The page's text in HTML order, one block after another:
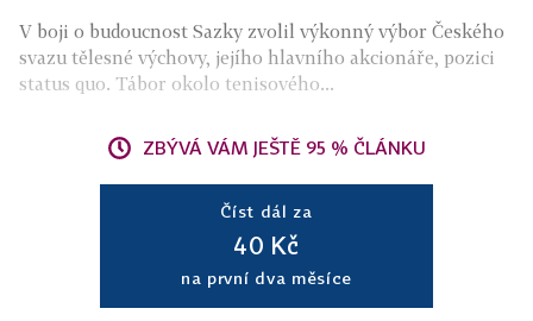
V boji o budoucnost Sazky zvolil výkonný výbor Českého
svazu tělesné výchovy, jejího hlavního akcionáře, pozici
status quo. Tábor okolo tenisového...
ZBÝVÁ VÁM JEŠTĚ 95 % ČLÁNKU
Číst dál za
40 Kč
na první dva měsíce